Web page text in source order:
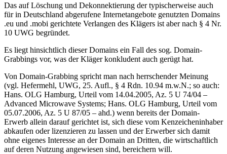
Das auf Löschung und Dekonnektierung der typischerweise auch
für in Deutschland abgerufene Internetangebote genutzten Domains
.eu und .mobi gerichtete Verlangen des Klägers ist aber nach § 4 Nr.
10 UWG begründet.
Es liegt hinsichtlich dieser Domains ein Fall des sog. Domain-
Grabbings vor, was der Kläger konkludent auch gerügt hat.
Von Domain-Grabbing spricht man nach herrschender Meinung
(vgl. Hefermehl, UWG, 25. Aufl., § 4 Rdn. 10.94 m.w.N.; so auch:
Hans. OLG Hamburg, Urteil vom 14.04.2005, Az. 5 U 74/04 –
Advanced Microwave Systems; Hans. OLG Hamburg, Urteil vom
05.07.2006, Az. 5 U 87/05 – ahd.) wenn bereits der Domain-
Erwerb allein darauf gerichtet ist, sich diese vom Kenzeicheninhaber
abkaufen oder lizenzieren zu lassen und der Erwerber sich damit
ohne eigenes Interesse an der Domain an Dritten, die wirtschaftlich
auf deren Nutzung angewiesen sind, bereichern will.